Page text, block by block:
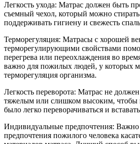
Легкость ухода: Матрас должен быть
съемный чехол, который можно
поддерживать гигиену и свежесть
Терморегуляция: Матрасы с хорошей
терморегулирующими свойствами
перегрева или переохлаждения во
важно для пожилых людей, у которых
терморегуляция организма.
Легкость переворота: Матрас не
тяжелым или слишком высоким, чтобы
было легко переворачиваться и
Индивидуальные предпочтения:
предпочтения пожилого человека